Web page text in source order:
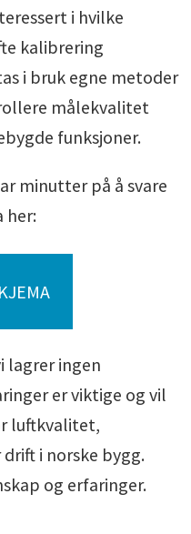
i hvilke
kalibrering
i bruk egne metoder
målekvalitet
funksjoner.
minutter på å svare
her:
lagrer ingen
er viktige og vil
luftkvalitet,
i norske bygg.
og erfaringer.